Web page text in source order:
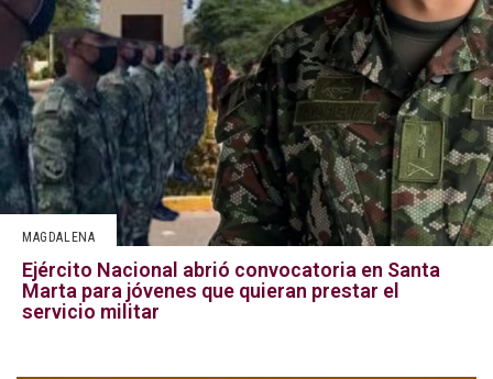
MAGDALENA
Ejército Nacional abrió convocatoria en Santa
Marta para jóvenes que quieran prestar el
servicio militar